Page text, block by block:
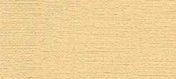
西安の気候・空気
西安ギャラリー